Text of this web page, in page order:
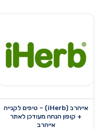
אייהרב (iHerb) – טיפים לקנייה
+ קופון הנחה מעודכן לאתר
אייהרב